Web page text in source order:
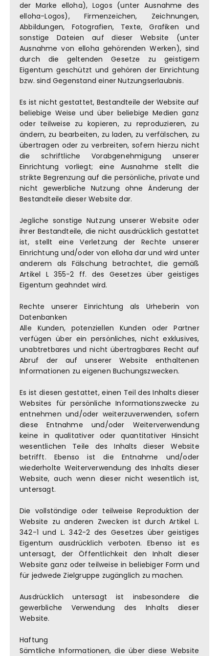
der Marke elloha), Logos (unter Ausnahme des
elloha-Logos), Firmenzeichen, Zeichnungen,
Abbildungen, Fotografien, Texte, Grafiken und
sonstige Dateien auf dieser Website (unter
Ausnahme von elloha gehörenden Werken), sind
durch die geltenden Gesetze zu geistigem
Eigentum geschützt und gehören der Einrichtung
bzw. sind Gegenstand einer Nutzungserlaubnis.
Es ist nicht gestattet, Bestandteile der Website auf
beliebige Weise und über beliebige Medien ganz
oder teilweise zu kopieren, zu reproduzieren, zu
ändern, zu bearbeiten, zu laden, zu verfälschen, zu
übertragen oder zu verbreiten, sofern hierzu nicht
die schriftliche Vorabgenehmigung unserer
Einrichtung vorliegt; eine Ausnahme stellt die
strikte Begrenzung auf die persönliche, private und
nicht gewerbliche Nutzung ohne Änderung der
Bestandteile dieser Website dar.
Jegliche sonstige Nutzung unserer Website oder
ihrer Bestandteile, die nicht ausdrücklich gestattet
ist, stellt eine Verletzung der Rechte unserer
Einrichtung und/oder von elloha dar und wird unter
anderem als Fälschung betrachtet, die gemäß
Artikel L 355-2 ff. des Gesetzes über geistiges
Eigentum geahndet wird.
Rechte unserer Einrichtung als Urheberin von
Datenbanken
Alle Kunden, potenziellen Kunden oder Partner
verfügen über ein persönliches, nicht exklusives,
unabtretbares und nicht übertragbares Recht auf
Abruf der auf unserer Website enthaltenen
Informationen zu eigenen Buchungszwecken.
Es ist diesen gestattet, einen Teil des Inhalts dieser
Websites für persönliche Informationszwecke zu
entnehmen und/oder weiterzuverwenden, sofern
diese Entnahme und/oder Weiterverwendung
keine in qualitativer oder quantitativer Hinsicht
wesentlichen Teile des Inhalts dieser Website
betrifft. Ebenso ist die Entnahme und/oder
wiederholte Weiterverwendung des Inhalts dieser
Website, auch wenn dieser nicht wesentlich ist,
untersagt.
Die vollständige oder teilweise Reproduktion der
Website zu anderen Zwecken ist durch Artikel L.
342-1 und L. 342-2 des Gesetzes über geistiges
Eigentum ausdrücklich verboten. Ebenso ist es
untersagt, der Öffentlichkeit den Inhalt dieser
Website ganz oder teilweise in beliebiger Form und
für jedwede Zielgruppe zugänglich zu machen.
Ausdrücklich untersagt ist insbesondere die
gewerbliche Verwendung des Inhalts dieser
Website.
Haftung
Sämtliche Informationen, die über diese Website